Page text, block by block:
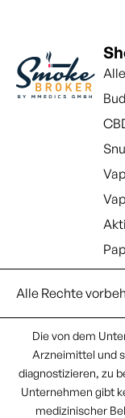
Alle
Alle Rechte
Die von dem
Arzneimittel und
diagnostizieren, zu
Unternehmen gibt
medizinischer